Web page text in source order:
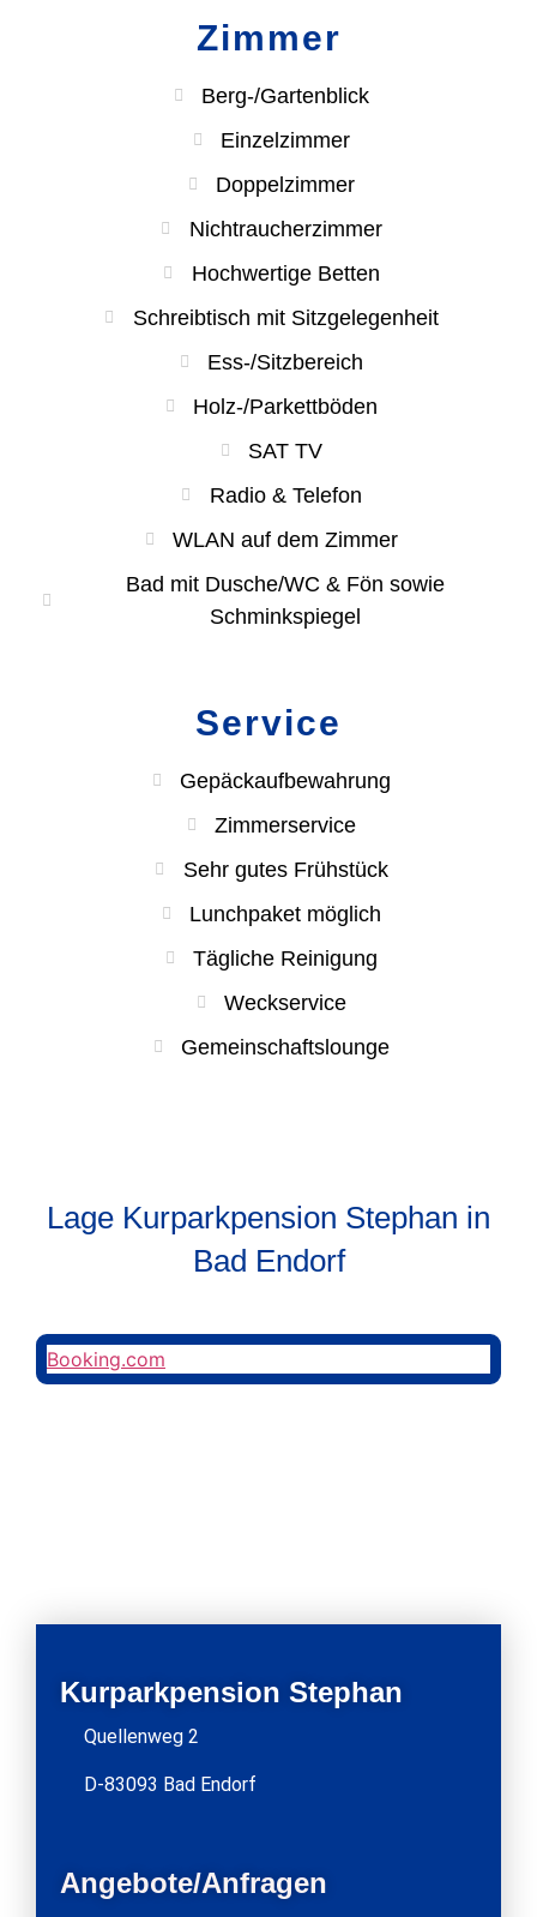
Zimmer
Berg-/Gartenblick
Einzelzimmer
Doppelzimmer
Nichtraucherzimmer
Hochwertige Betten
Schreibtisch mit Sitzgelegenheit
Ess-/Sitzbereich
Holz-/Parkettböden
SAT TV
Radio & Telefon
WLAN auf dem Zimmer
Bad mit Dusche/WC & Fön sowie
Schminkspiegel
Service
Gepäckaufbewahrung
Zimmerservice
Sehr gutes Frühstück
Lunchpaket möglich
Tägliche Reinigung
Weckservice
Gemeinschaftslounge
Lage Kurparkpension Stephan in
Bad Endorf
Booking.com
Kurparkpension Stephan
Quellenweg 2
D-83093 Bad Endorf
Angebote/Anfragen